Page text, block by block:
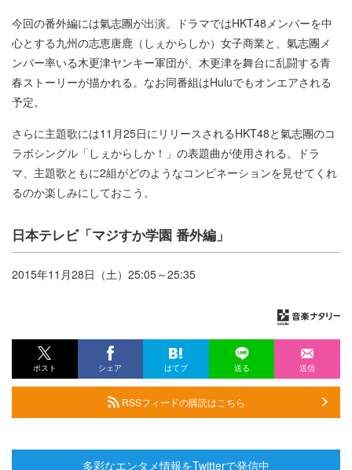
今回の番外編には氣志團が出演。ドラマではHKT48メンバーを中
心とする九州の志恵唐鹿（しぇからしか）女子商業と、氣志團メ
ンバー率いる木更津ヤンキー軍団が、木更津を舞台に乱闘する青
春ストーリーが描かれる。なお同番組はHuluでもオンエアされる
予定。
さらに主題歌には11月25日にリリースされるHKT48と氣志團のコ
ラボシングル「しぇからしか！」の表題曲が使用される。ドラ
マ、主題歌ともに2組がどのようなコンビネーションを見せてくれ
るのか楽しみにしておこう。
日本テレビ「マジすか学園 番外編」
2015年11月28日（土）25:05～25:35
ポスト シェア はてブ 送る 送信
RSSフィードの購読はこちら
多彩なエンタメ情報をTwitterで発信中